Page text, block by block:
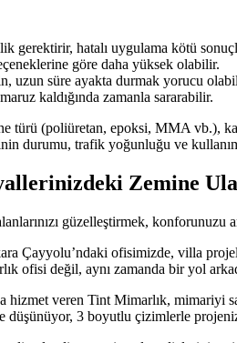
gerektirir, hatalı uygulama kötü
göre daha yüksek olabilir.
uzun süre ayakta durmak yorucu
kaldığında zamanla sararabilir.
türü (poliüretan, epoksi, MMA vb.),
durumu, trafik yoğunluğu ve
Zemine
güzelleştirmek, konforunuzu
Çayyolu’ndaki ofisimizde, villa
ofisi değil, aynı zamanda bir yol
veren Tint Mimarlık, mimariyi
düşünüyor, 3 boyutlu çizimlerle